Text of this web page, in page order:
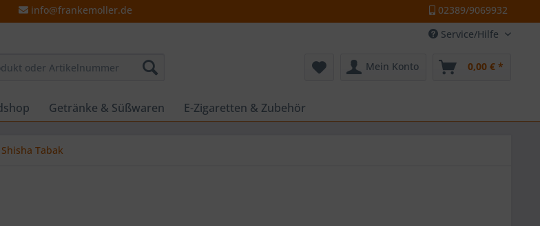
info@frankemoller.de
02389/9069932
Service/Hilfe
Mein Konto 0,00 € *
Getränke & Süßwaren E-Zigaretten & Zubehör
Tabak